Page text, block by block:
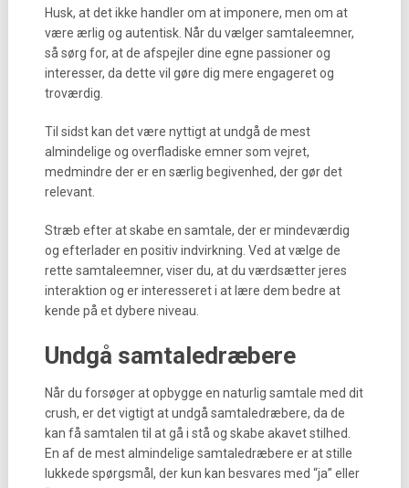
Husk, at det ikke handler om at imponere, men om at
være ærlig og autentisk. Når du vælger samtaleemner,
så sørg for, at de afspejler dine egne passioner og
interesser, da dette vil gøre dig mere engageret og
troværdig.
Til sidst kan det være nyttigt at undgå de mest
almindelige og overfladiske emner som vejret,
medmindre der er en særlig begivenhed, der gør det
relevant.
Stræb efter at skabe en samtale, der er mindeværdig
og efterlader en positiv indvirkning. Ved at vælge de
rette samtaleemner, viser du, at du værdsætter jeres
interaktion og er interesseret i at lære dem bedre at
kende på et dybere niveau.
Undgå samtaledræbere
Når du forsøger at opbygge en naturlig samtale med dit
crush, er det vigtigt at undgå samtaledræbere, da de
kan få samtalen til at gå i stå og skabe akavet stilhed.
En af de mest almindelige samtaledræbere er at stille
lukkede spørgsmål, der kun kan besvares med “ja” eller